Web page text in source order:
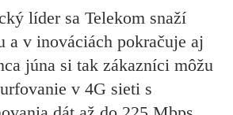
líder sa Telekom snaží
a v inováciách pokračuje aj
júna si tak zákazníci môžu
v 4G sieti s